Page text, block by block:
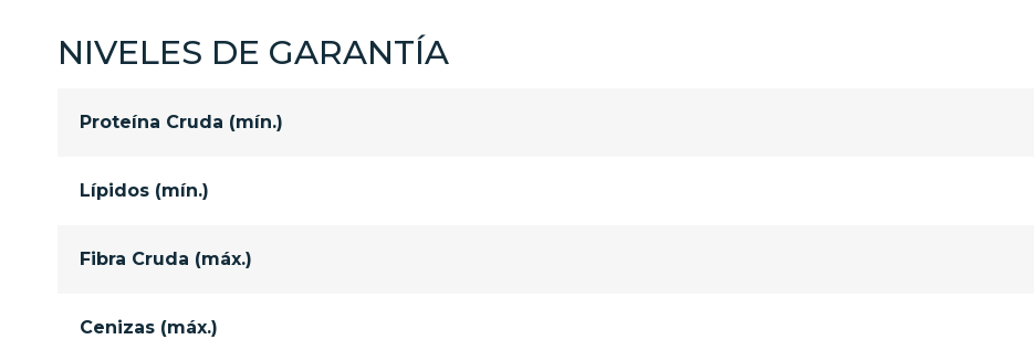
NIVELES DE GARANTÍA
Proteína Cruda (mín.)
Lípidos (mín.)
Fibra Cruda (máx.)
Cenizas (máx.)